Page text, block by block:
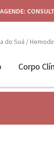
AGENDE:
do Suá /
Corpo